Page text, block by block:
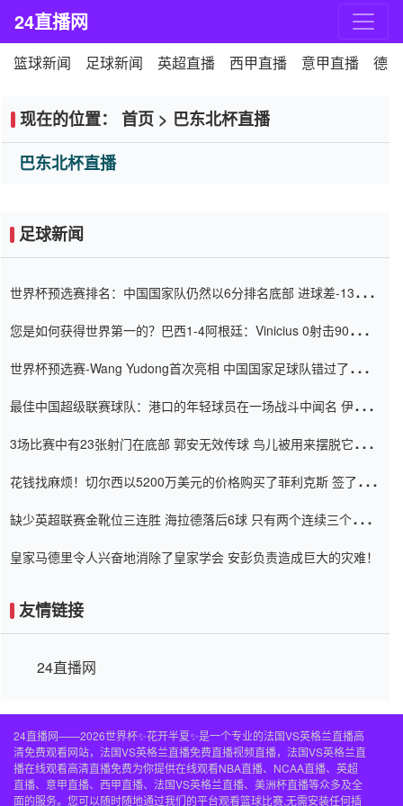
24直播网
篮球新闻 足球新闻 英超直播 西甲直播 意甲直播 德
现在的位置： 首页 > 巴东北杯直播
巴东北杯直播
足球新闻
世界杯预选赛排名：中国国家队仍然以6分排名底部 进球差-13令人
您是如何获得世界第一的？巴西1-4阿根廷：Vinicius 0射击90分钟
世界杯预选赛-Wang Yudong首次亮相 中国国家足球队错过了世界
最佳中国超级联赛球队：港口的年轻球员在一场战斗中闻名 伊万放
3场比赛中有23张射门在底部 郭安无效传球 鸟儿被用来摆脱它
花钱找麻烦！切尔西以5200万美元的价格购买了菲利克斯 签了7年
缺少英超联赛金靴位三连胜 海拉德落后6球 只有两个连续三个连续
皇家马德里令人兴奋地消除了皇家学会 安彭负责造成巨大的灾难！
友情链接
24直播网
24直播网——2026世界杯✨花开半夏✨是一个专业的法国VS英格兰直播高
清免费观看网站，法国VS英格兰直播免费直播视频直播，法国VS英格兰直
播在线观看高清直播免费为你提供在线观看NBA直播、NCAA直播、英超
直播、意甲直播、西甲直播、法国VS英格兰直播、美洲杯直播等众多及全
面的服务。您可以随时随地通过我们的平台观看篮球比赛,无需安装任何插